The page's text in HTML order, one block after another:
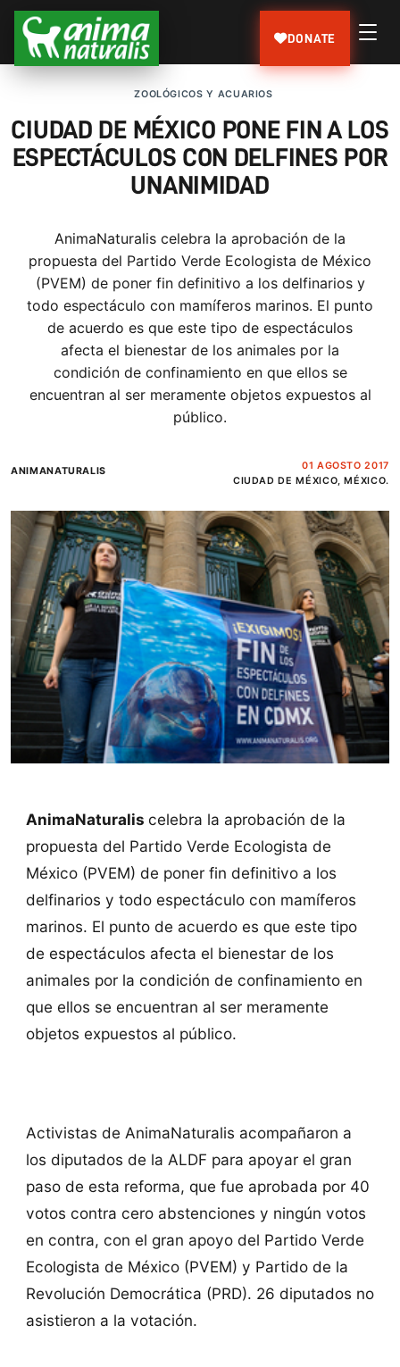
DONATE
ZOOLÓGICOS Y ACUARIOS
CIUDAD DE MÉXICO PONE FIN A LOS
ESPECTÁCULOS CON DELFINES POR
UNANIMIDAD
AnimaNaturalis celebra la aprobación de la
propuesta del Partido Verde Ecologista de México
(PVEM) de poner fin definitivo a los delfinarios y
todo espectáculo con mamíferos marinos. El punto
de acuerdo es que este tipo de espectáculos
afecta el bienestar de los animales por la
condición de confinamiento en que ellos se
encuentran al ser meramente objetos expuestos al
público.
ANIMANATURALIS
01 AGOSTO 2017
CIUDAD DE MÉXICO, MÉXICO.
AnimaNaturalis celebra la aprobación de la
propuesta del Partido Verde Ecologista de
México (PVEM) de poner fin definitivo a los
delfinarios y todo espectáculo con mamíferos
marinos. El punto de acuerdo es que este tipo
de espectáculos afecta el bienestar de los
animales por la condición de confinamiento en
que ellos se encuentran al ser meramente
objetos expuestos al público.
Activistas de AnimaNaturalis acompañaron a
los diputados de la ALDF para apoyar el gran
paso de esta reforma, que fue aprobada por 40
votos contra cero abstenciones y ningún votos
en contra, con el gran apoyo del Partido Verde
Ecologista de México (PVEM) y Partido de la
Revolución Democrática (PRD). 26 diputados no
asistieron a la votación.